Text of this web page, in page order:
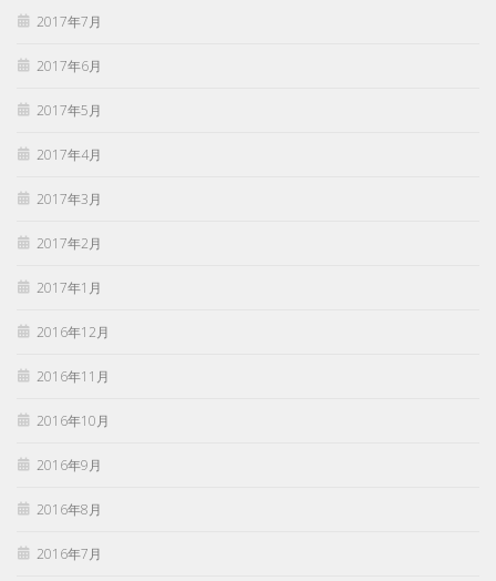
2017年7月
2017年6月
2017年5月
2017年4月
2017年3月
2017年2月
2017年1月
2016年12月
2016年11月
2016年10月
2016年9月
2016年8月
2016年7月